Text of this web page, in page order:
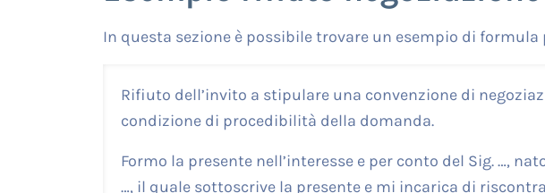
In questa sezione è possibile trovare un esempio di
Rifiuto dell’invito a stipulare una convenzione di
condizione di procedibilità della domanda.
Formo la presente nell’interesse e per conto del Sig. …,
…, il quale sottoscrive la presente e mi incarica di